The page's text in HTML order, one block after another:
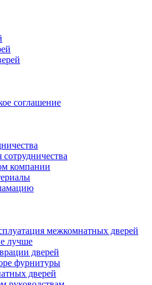
соглашение
компании
межкомнатных дверей
лучше
дверей
фурнитуры
дверей